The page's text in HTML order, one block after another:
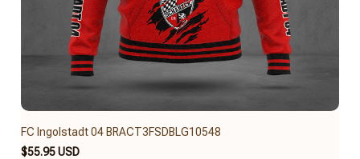
FC Ingolstadt 04 BRACT3FSDBLG10548
$55.95 USD